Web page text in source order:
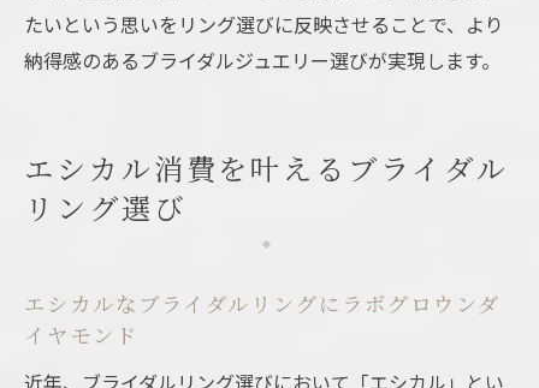
たいという思いをリング選びに反映させることで、より
納得感のあるブライダルジュエリー選びが実現します。
エシカル消費を叶えるブライダル
リング選び
エシカルなブライダルリングにラボグロウンダ
イヤモンド
近年、ブライダルリング選びにおいて「エシカル」とい